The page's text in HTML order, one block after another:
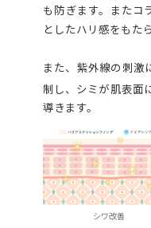
も防ぎます。またコ
としたハリ感をもた
また、紫外線の刺激
制し、シミが肌表面
導きます。
シワ改善